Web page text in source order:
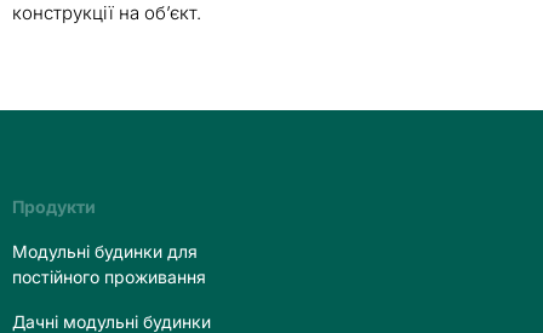
конструкції на об’єкт.
Продукти
Модульні будинки для
постійного проживання
Дачні модульні будинки